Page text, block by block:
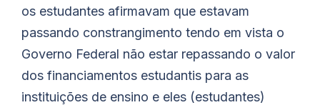
os estudantes afirmavam que estavam
passando constrangimento tendo em vista o
Governo Federal não estar repassando o valor
dos financiamentos estudantis para as
instituições de ensino e eles (estudantes)